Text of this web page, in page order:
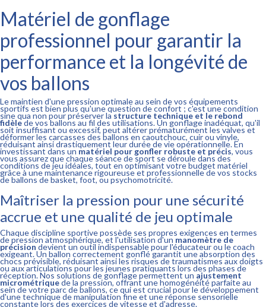
Matériel de gonflage
professionnel pour garantir la
performance et la longévité de
vos ballons
Le maintien d'une pression optimale au sein de vos équipements
sportifs est bien plus qu'une question de confort ; c'est une condition
sine qua non pour préserver la structure technique et le rebond
fidèlede vos ballons au fil des utilisations. Un gonflage inadéquat, qu'il
soit insuffisant ou excessif, peut altérer prématurément les valves et
déformer les carcasses des ballons en caoutchouc, cuir ou vinyle,
réduisant ainsi drastiquement leur durée de vie opérationnelle. En
investissant dans un matériel pour gonfler robuste et précis, vous
vous assurez que chaque séance de sport se déroule dans des
conditions de jeu idéales, tout en optimisant votre budget matériel
grâce à une maintenance rigoureuse et professionnelle de vos stocks
de ballons de basket, foot, ou psychomotricité.
Maîtriser la pression pour une sécurité
accrue et une qualité de jeu optimale
Chaque discipline sportive possède ses propres exigences en termes
de pression atmosphérique, et l'utilisation d'un manomètre de
précision devient un outil indispensable pour l'éducateur ou le coach
exigeant. Un ballon correctement gonflé garantit une absorption des
chocs prévisible, réduisant ainsi les risques de traumatismes aux doigts
ou aux articulations pour les jeunes pratiquants lors des phases de
réception. Nos solutions de gonflage permettent un ajustement
micrométriquede la pression, offrant une homogénéité parfaite au
sein de votre parc de ballons, ce qui est crucial pour le développement
d'une technique de manipulation fine et une réponse sensorielle
constante lors des exercices de vitesse et d'adresse.